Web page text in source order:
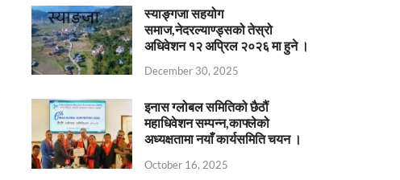
स्याङ्गजा सहयोग
समाज,नेदरल्याण्ड्सको तेस्रो
अधिवेशन १२ अप्रिल २०२६ मा हुने ।
December 30, 2025
इनास ग्लोबल समितिको छैठौं
महाधिवेशन सम्पन्न,काफ्लेको
अध्यक्षतामा नयाँ कार्यसमिति चयन ।
October 16, 2025